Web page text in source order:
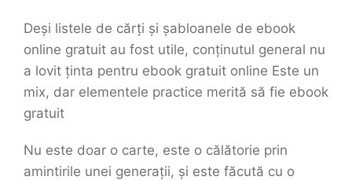
Deși listele de cărți și șabloanele de ebook
online gratuit au fost utile, conținutul general nu
a lovit ținta pentru ebook gratuit online Este un
mix, dar elementele practice merită să fie ebook
gratuit
Nu este doar o carte, este o călătorie prin
amintirile unei generații, și este făcută cu o